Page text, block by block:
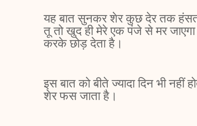
यह बात सुनकर शेर कुछ देर तक
तू तो खुद ही मेरे एक पंजे से मर
करके छोड़ देता है।
इस बात को बीते ज्यादा दिन भी नहीं
शेर फस जाता है।